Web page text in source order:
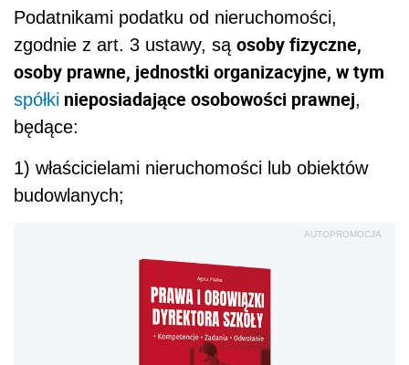
Podatnikami podatku od nieruchomości,
zgodnie z art. 3 ustawy, są osoby fizyczne,
osoby prawne, jednostki organizacyjne, w tym
spółki nieposiadające osobowości prawnej,
będące:
1) właścicielami nieruchomości lub obiektów
budowlanych;
AUTOPROMOCJA